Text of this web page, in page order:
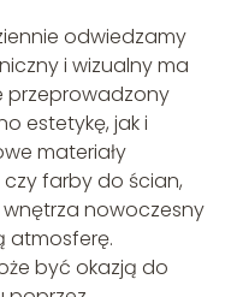
odwiedzamy
i wizualny ma
przeprowadzony
estetykę, jak i
materiały
czy farby do ścian,
nowoczesny
atmosferę.
być okazją do